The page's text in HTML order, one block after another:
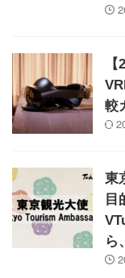
較
東
目
ら